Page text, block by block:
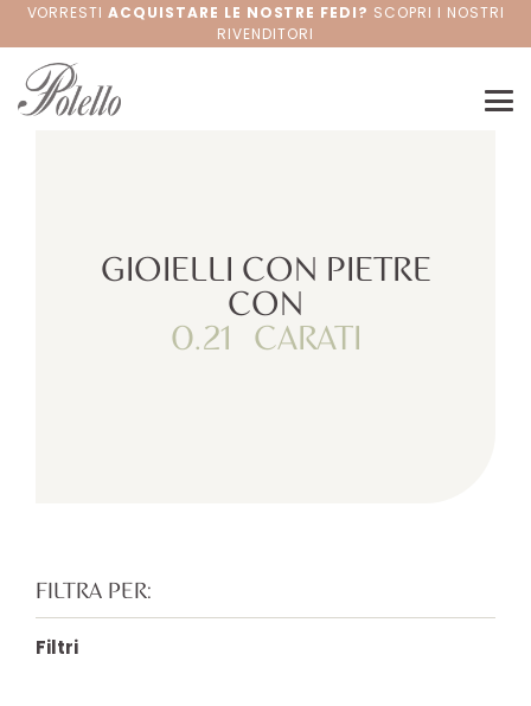
VORRESTIACQUISTARE LE NOSTRE FEDI? SCOPRI I NOSTRI
RIVENDITORI
GIOIELLI CON PIETRE
CON
0.21
CARATI
FILTRA PER:
Filtri